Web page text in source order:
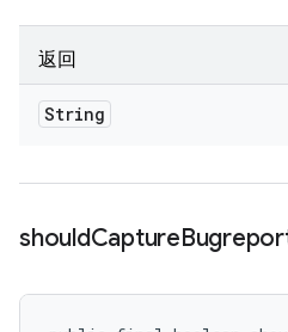
返回
String
shouldCapture